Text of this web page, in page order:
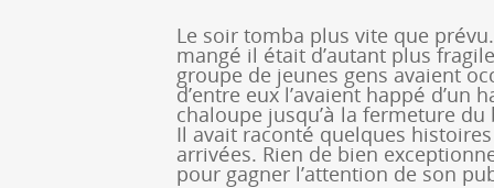
Le soir tomba plus vite que
mangé il était d’autant plus
groupe de jeunes gens avaient
d’entre eux l’avaient happé d’un
chaloupe jusqu’à la fermeture du
Il avait raconté quelques
arrivées. Rien de bien
pour gagner l’attention de son